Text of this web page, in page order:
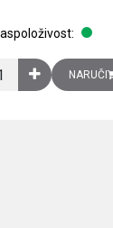
RAL 7035,
rešetka saNARUČI